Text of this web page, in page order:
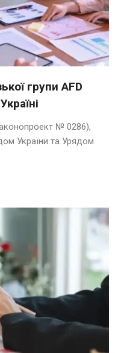
групи AFD
№ 0286),
України та Урядом